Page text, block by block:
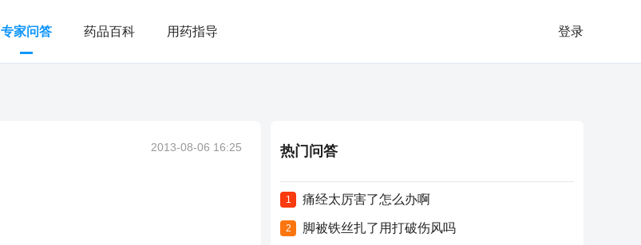
专家问答 药品百科 用药指导 登录
2013-08-06 16:25 热门问答
1 痛经太厉害了怎么办啊
2 脚被铁丝扎了用打破伤风吗